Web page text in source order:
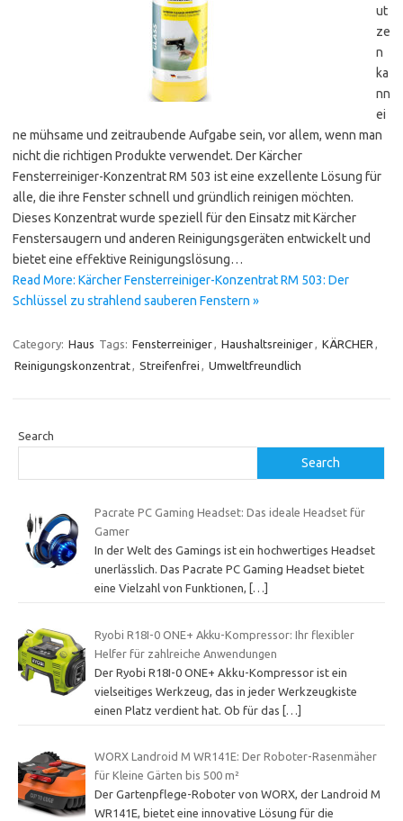
ut
ze
n
ka
nn
ei
ne mühsame und zeitraubende Aufgabe sein, vor allem, wenn man
nicht die richtigen Produkte verwendet. Der Kärcher
Fensterreiniger-Konzentrat RM 503 ist eine exzellente Lösung für
alle, die ihre Fenster schnell und gründlich reinigen möchten.
Dieses Konzentrat wurde speziell für den Einsatz mit Kärcher
Fenstersaugern und anderen Reinigungsgeräten entwickelt und
bietet eine effektive Reinigungslösung…
Read More: Kärcher Fensterreiniger-Konzentrat RM 503: Der
Schlüssel zu strahlend sauberen Fenstern »
Category: Haus Tags: Fensterreiniger, Haushaltsreiniger, KÄRCHER ,
Reinigungskonzentrat, Streifenfrei , Umweltfreundlich
Search
Search
Pacrate PC Gaming Headset: Das ideale Headset für
Gamer
In der Welt des Gamings ist ein hochwertiges Headset
unerlässlich. Das Pacrate PC Gaming Headset bietet
eine Vielzahl von Funktionen,
[…]
Ryobi R18I-0 ONE+ Akku-Kompressor: Ihr flexibler
Helfer für zahlreiche Anwendungen
Der Ryobi R18I-0 ONE+ Akku-Kompressor ist ein
vielseitiges Werkzeug, das in jeder Werkzeugkiste
einen Platz verdient hat. Ob für das […]
WORX Landroid M WR141E: Der Roboter-Rasenmäher
für Kleine Gärten bis 500 m²
Der Gartenpflege-Roboter von WORX, der Landroid M
WR141E, bietet eine innovative Lösung für die